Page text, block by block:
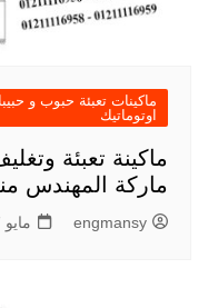
ماكينات تعبئة حبوب و
اوتوماتيك
ماركة المهندس
engmansy مايو 17, 2023